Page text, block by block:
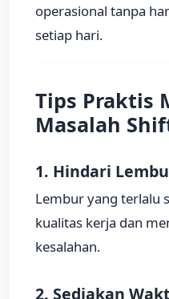
operasional tanpa
setiap hari.
Tips Praktis
Masalah
1. Hindari
Lembur yang terlalu
kualitas kerja dan
kesalahan.
2. Sediakan